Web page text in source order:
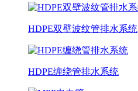
HDPE双壁波纹管排水系统
HDPE缠绕管排水系统